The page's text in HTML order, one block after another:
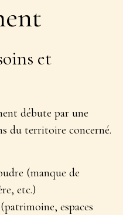
et
débute par une
du territoire concerné.
(manque de
etc.)
espaces